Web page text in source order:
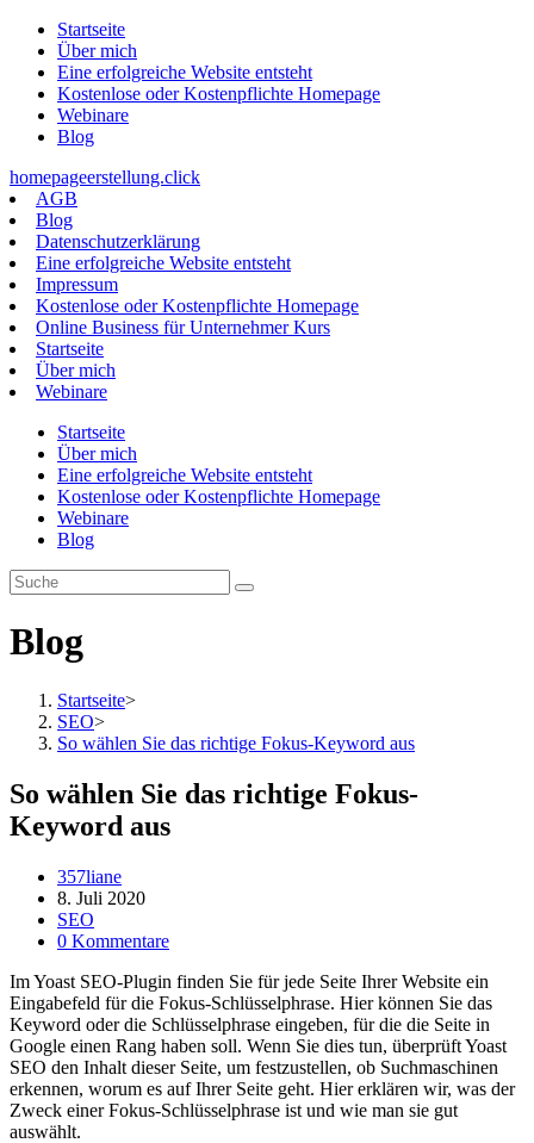
Zum
Inhalt
springen
Startseite
Über mich
Eine erfolgreiche Website entsteht
Kostenlose oder Kostenpflichte Homepage
Webinare
Blog
homepageerstellung.click
AGB
Blog
Datenschutzerklärung
Eine erfolgreiche Website entsteht
Impressum
Kostenlose oder Kostenpflichte Homepage
Online Business für Unternehmer Kurs
Startseite
Über mich
Webinare
Startseite
Über mich
Eine erfolgreiche Website entsteht
Kostenlose oder Kostenpflichte Homepage
Webinare
Blog
Blog
Startseite>
SEO>
So wählen Sie das richtige Fokus-Keyword aus
So wählen Sie das richtige Fokus-
Keyword aus
Beitrags-
Autor:
357liane
Beitrag
veröffentlicht:
8. Juli 2020
Beitrags-
Kategorie:
SEO
Beitrags-
0 Kommentare
Im Yoast SEO-Plugin finden Sie für jede Seite Ihrer Website ein
Eingabefeld für die Fokus-Schlüsselphrase. Hier können Sie das
Keyword oder die Schlüsselphrase eingeben, für die die Seite in
Google einen Rang haben soll. Wenn Sie dies tun, überprüft Yoast
SEO den Inhalt dieser Seite, um festzustellen, ob Suchmaschinen
erkennen, worum es auf Ihrer Seite geht. Hier erklären wir, was der
Zweck einer Fokus-Schlüsselphrase ist und wie man sie gut
auswählt.